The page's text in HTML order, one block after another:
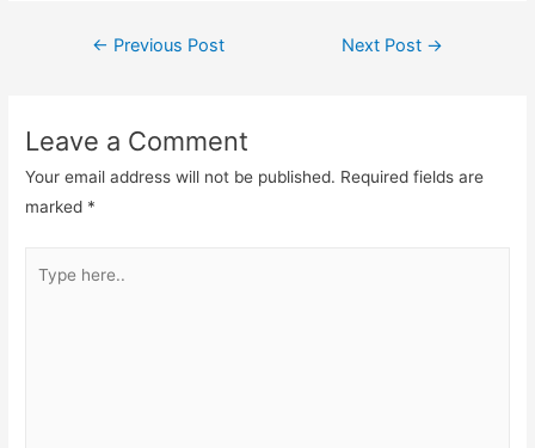
Post
← Previous Post Next Post →
Leave a Comment
Your email address will not be published. Required fields are
marked *
here..